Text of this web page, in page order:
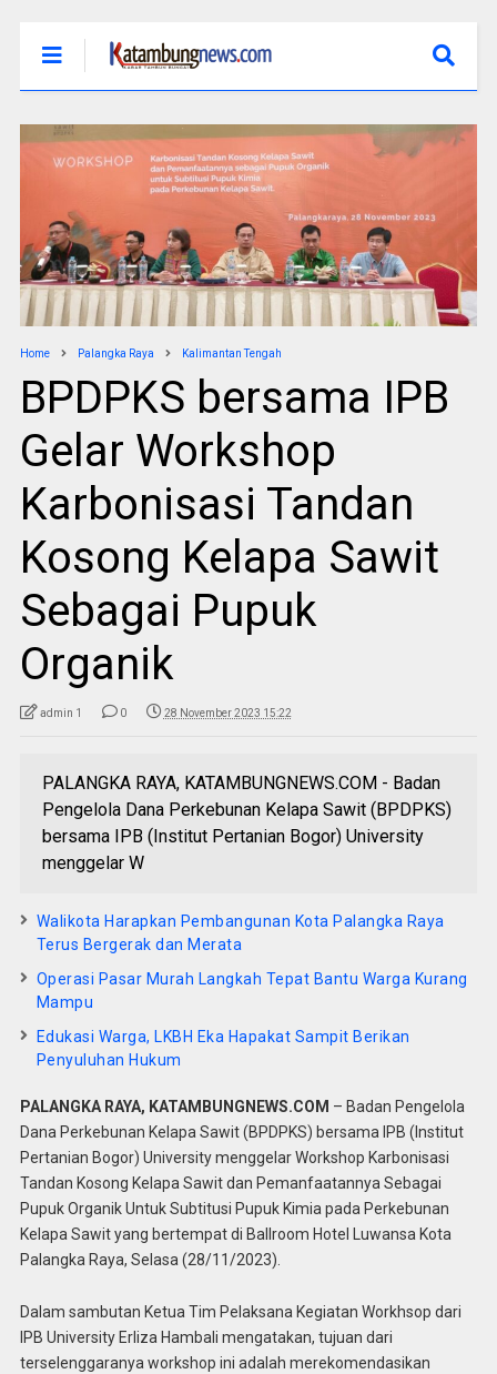
Home Palangka Raya Kalimantan Tengah
BPDPKS bersama IPB
Gelar Workshop
Karbonisasi Tandan
Kosong Kelapa Sawit
Sebagai Pupuk
Organik
admin 1 0 28 November 2023 15:22
PALANGKA RAYA, KATAMBUNGNEWS.COM - Badan
Pengelola Dana Perkebunan Kelapa Sawit (BPDPKS)
bersama IPB (Institut Pertanian Bogor) University
menggelar W
Walikota Harapkan Pembangunan Kota Palangka Raya
Terus Bergerak dan Merata
Operasi Pasar Murah Langkah Tepat Bantu Warga Kurang
Mampu
Edukasi Warga, LKBH Eka Hapakat Sampit Berikan
Penyuluhan Hukum
PALANGKA RAYA, KATAMBUNGNEWS.COM – Badan Pengelola
Dana Perkebunan Kelapa Sawit (BPDPKS) bersama IPB (Institut
Pertanian Bogor) University menggelar Workshop Karbonisasi
Tandan Kosong Kelapa Sawit dan Pemanfaatannya Sebagai
Pupuk Organik Untuk Subtitusi Pupuk Kimia pada Perkebunan
Kelapa Sawit yang bertempat di Ballroom Hotel Luwansa Kota
Palangka Raya, Selasa (28/11/2023).
Dalam sambutan Ketua Tim Pelaksana Kegiatan Workhsop dari
IPB University Erliza Hambali mengatakan, tujuan dari
terselenggaranya workshop ini adalah merekomendasikan